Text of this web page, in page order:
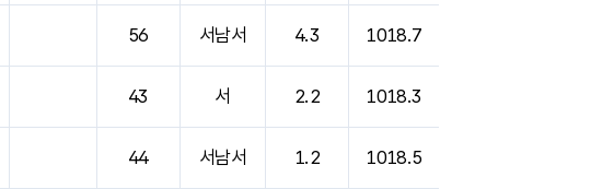
56 서남서 4.3 1018.7
43 서 2.2 1018.3
44 서남서 1.2 1018.5